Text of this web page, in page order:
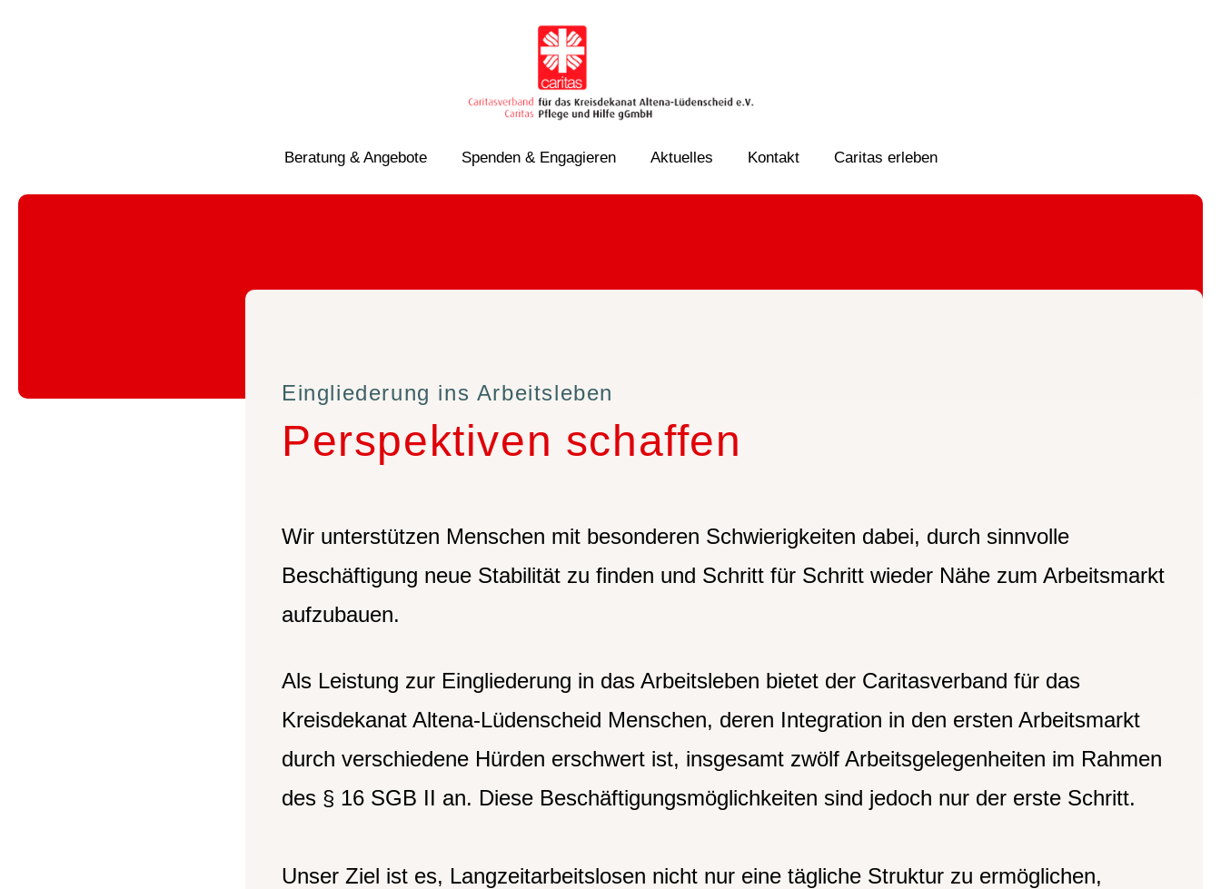
Beratung & Angebote Spenden & Engagieren Aktuelles Kontakt Caritas erleben
Eingliederung ins Arbeitsleben
Perspektiven schaffen
Wir unterstützen Menschen mit besonderen Schwierigkeiten dabei, durch sinnvolle
Beschäftigung neue Stabilität zu finden und Schritt für Schritt wieder Nähe zum Arbeitsmarkt
aufzubauen.
Als Leistung zur Eingliederung in das Arbeitsleben bietet der Caritasverband für das
Kreisdekanat Altena-Lüdenscheid Menschen, deren Integration in den ersten Arbeitsmarkt
durch verschiedene Hürden erschwert ist, insgesamt zwölf Arbeitsgelegenheiten im Rahmen
des § 16 SGB II an. Diese Beschäftigungsmöglichkeiten sind jedoch nur der erste Schritt.
Unser Ziel ist es, Langzeitarbeitslosen nicht nur eine tägliche Struktur zu ermöglichen,